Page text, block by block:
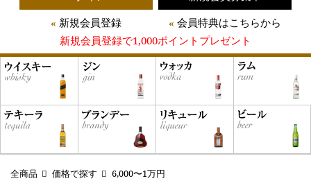
新規会員登録
会員特典はこちらから
新規会員登録で1,000ポイントプレゼント
全商品 価格で探す 6,000〜1万円